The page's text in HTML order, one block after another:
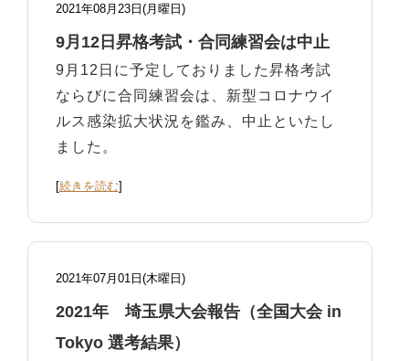
2021年08月23日(月曜日)
9月12日昇格考試・合同練習会は中止
9月12日に予定しておりました昇格考試
ならびに合同練習会は、新型コロナウイ
ルス感染拡大状況を鑑み、中止といたし
ました。
[続きを読む]
2021年07月01日(木曜日)
2021年 埼玉県大会報告（全国大会 in
Tokyo 選考結果）